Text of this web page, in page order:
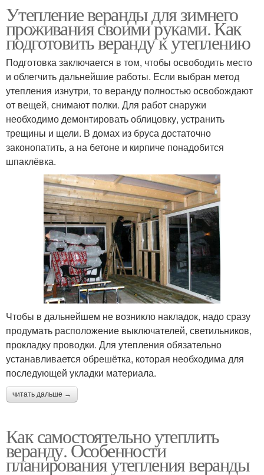
Утепление веранды для зимнего
проживания своими руками. Как
подготовить веранду к утеплению
Подготовка заключается в том, чтобы освободить место
и облегчить дальнейшие работы. Если выбран метод
утепления изнутри, то веранду полностью освобождают
от вещей, снимают полки. Для работ снаружи
необходимо демонтировать облицовку, устранить
трещины и щели. В домах из бруса достаточно
законопатить, а на бетоне и кирпиче понадобится
шпаклёвка.
Чтобы в дальнейшем не возникло накладок, надо сразу
продумать расположение выключателей, светильников,
прокладку проводки. Для утепления обязательно
устанавливается обрешётка, которая необходима для
последующей укладки материала.
читать дальше →
Как самостоятельно утеплить
веранду. Особенности
планирования утепления веранды